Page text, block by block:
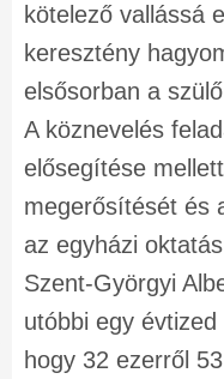
kötelező vallássá
keresztény
elsősorban a
A köznevelés
elősegítése
megerősítését és
az egyházi
Szent-Györgyi
utóbbi egy
hogy 32 ezerről